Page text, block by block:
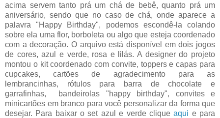
acima servem tanto prá um chá de bebê, quanto prá um
aniversário, sendo que no caso de chá, onde aparece a
palavra "Happy Birthday", podemos escondê-la colando
sobre ela uma flor, borboleta ou algo que esteja coordenado
com a decoração. O arquivo está disponível em dois jogos
de cores, azul e verde, rosa e lilás. A designer do projeto
montou o kit coordenado com convite, toppers e capas para
cupcakes, cartões de agradecimento para as
lembrancinhas, rótulos para barra de chocolate e
garrafinhas, bandeirolas "happy birthday", convites e
minicartões em branco para você personalizar da forma que
desejar. Para baixar o set azul e verde cliqueaqui e para